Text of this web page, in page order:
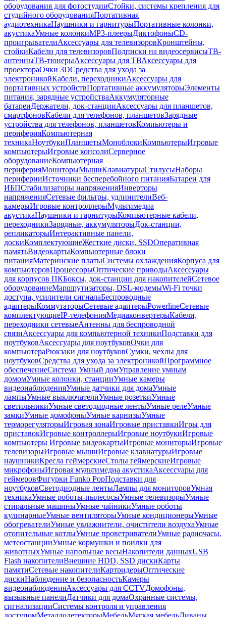
оборудования для фотостудииСтойки, системы крепления для
студийного оборудованияПортативная
аудиотехникаНаушники и гарнитурыПортативные колонки,
акустикаУмные колонкиMP3-плеерыДиктофоныCD-
проигрывателиАксессуары для телевизоровКронштейны,
стойкиКабели для телевизоровПодписки на видеосервисыТВ-
антенныТВ-тюнерыАксессуары для ТВАксессуары для
проектораОчки 3DСредства для ухода за
электроникойКабели, переходникиАксессуары для
портативных устройствПортативные аккумуляторыЭлементы
питания, зарядные устройстваАккумуляторные
батареиДержатели, док-станцииАксессуары для планшетов,
смартфоновКабели для телефонов, планшетовЗарядные
устройства для телефонов, планшетовКомпьютеры и
периферияКомпьютерная
техникаНоутбукиПланшетыМоноблокиКомпьютерыИгровые
компьютерыИгровые консолиСерверное
оборудованиеКомпьютерная
периферияМониторыМышиКлавиатурыСтилусыНаборы
периферииИсточники бесперебойного питанияБатареи для
ИБПСтабилизаторы напряженияИнверторы
напряженияСетевые фильтры, удлинителиВеб-
камерыИгровые контроллерыМультимедиа
акустикаНаушники и гарнитурыКомпьютерные кабели,
переходникиЗарядные, аккумуляторыДок-станции,
репликаторыИнтерактивные панели,
доскиКомплектующиеЖесткие диски, SSDОперативная
памятьВидеокартыКомпьютерные блоки
питанияМатеринские платыСистемы охлажденияКорпуса для
компьютеровПроцессорыОптические приводыАксессуары
для корпусов ПКБоксы, док-станции для накопителейСетевое
оборудованиеМаршрутизаторы, DSL-модемыWi-Fi точки
доступа, усилители сигналаБеспроводные
адаптерыКоммутаторыСетевые адаптерыPowerlineСетевые
комплектующиеIP-телефонияМедиаконвертерыКабели,
переходники сетевыеАнтенны для беспроводной
связиАксессуары для компьютерной техникиПодставки для
ноутбуковАксессуары для ноутбуковОчки для
компьютераРюкзаки для ноутбуковСумки, чехлы для
ноутбуковСредства для ухода за электроникойПрограммное
обеспечениеСистема Умный домУправление умным
домомУмные колонки, станцииУмные камеры
видеонаблюденияУмные датчики для домаУмные
лампыУмные выключателиУмные розеткиУмные
светильникиУмные светодиодные лентыУмные релеУмные
замкиУмные домофоныУмные карнизыУмные
терморегуляторыИгровая зонаИгровые приставкиИгры для
приставокИгровые контроллерыИгровые ноутбукиИгровые
компьютеры Игровые видеокартыИгровые мониторыИгровые
телевизорыИгровые мышиИгровые клавиатурыИгровые
наушникиКресла геймерскиеСтолы геймерскиеИгровые
микрофоныИгровая мультимедиа акустикаАксессуары для
геймеровФигурки Funko PopПодставки для
ноутбуковСветодиодные лентыЛампы для мониторовУмная
техникаУмные роботы-пылесосыУмные телевизорыУмные
стиральные машиныУмные чайникиУмные роботы
кулинарныеУмные вентиляторыУмные кондиционерыУмные
обогревателиУмные увлажнители, очистители воздухаУмные
отопительные котлыУмные проветривателиУмные радиочасы,
метеостанцииУмные кормушки и поилки для
животныхУмные напольные весыНакопители данныхUSB
Flash накопителиВнешние HDD, SSD дискиКарты
памятиСетевые накопителиКартридерыОптические
дискиНаблюдение и безопасностьКамеры
видеонаблюденияАксессуары для CCTVДомофоны,
вызывные панелиДатчики для домаОхранные системы,
сигнализацииСистемы контроля и управления
доступомМеталлодетекторыМебельМягкая мебельДиваны,